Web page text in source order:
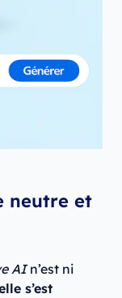
neutre et
AIn’est ni
s’est